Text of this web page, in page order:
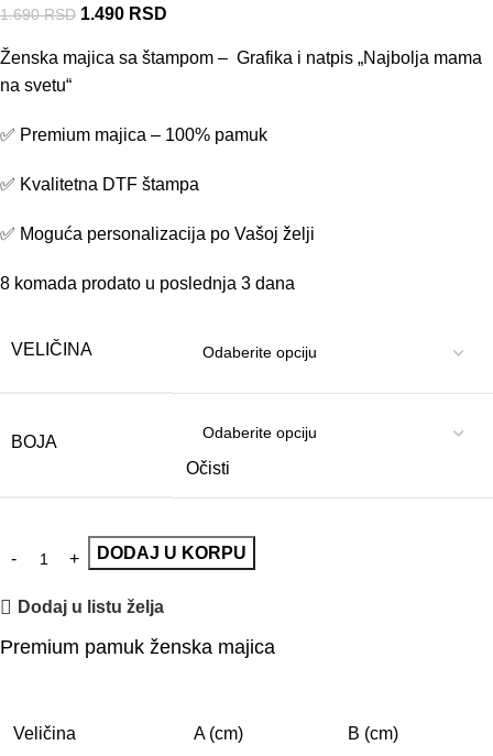
1.690RSD 1.490 RSD
Ženska majica sa štampom – Grafika i natpis „Najbolja mama
na svetu“
✅ Premium majica – 100% pamuk
✅ Kvalitetna DTF štampa
✅ Moguća personalizacija po Vašoj želji
8 komada prodato u poslednja 3 dana
VELIČINA
BOJA
Očisti
DODAJ U KORPU
Dodaj u listu želja
Premium pamuk ženska majica
Veličina A (cm) B (cm)